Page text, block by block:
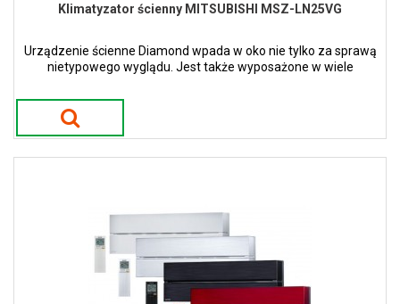
Klimatyzator ścienny MITSUBISHI MSZ-LN25VG
Urządzenie ścienne Diamond wpada w oko nie tylko za sprawą
nietypowego wyglądu. Jest także wyposażone w wiele